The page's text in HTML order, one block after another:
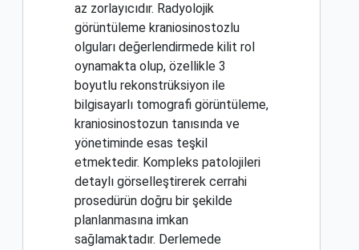
az zorlayıcıdır. Radyolojik
görüntüleme kraniosinostozlu
olguları değerlendirmede kilit rol
oynamakta olup, özellikle 3
boyutlu rekonstrüksiyon ile
bilgisayarlı tomografi görüntüleme,
kraniosinostozun tanısında ve
yönetiminde esas teşkil
etmektedir. Kompleks patolojileri
detaylı görselleştirerek cerrahi
prosedürün doğru bir şekilde
planlanmasına imkan
sağlamaktadır. Derlemede